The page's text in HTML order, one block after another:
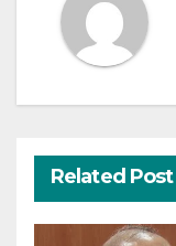
Related Post